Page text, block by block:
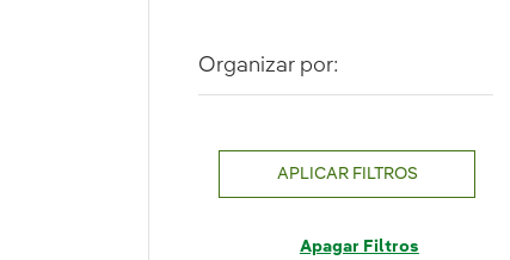
Organizar por:
APLICAR FILTROS
Apagar Filtros